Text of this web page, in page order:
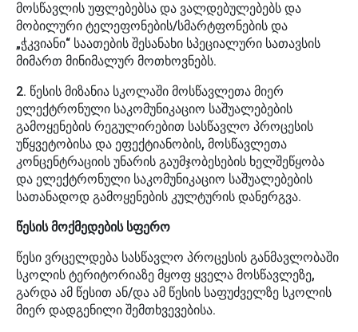
მოსწავლის უფლებებსა და ვალდებულებებს და
მობილური ტელეფონების/სმარტფონების და
„ჭკვიანი“ საათების შესანახი სპეციალური სათავსის
მიმართ მინიმალურ მოთხოვნებს.
2. წესის მიზანია სკოლაში მოსწავლეთა მიერ
ელექტრონული საკომუნიკაციო საშუალებების
გამოყენების რეგულირებით სასწავლო პროცესის
უწყვეტობისა და ეფექტიანობის, მოსწავლეთა
კონცენტრაციის უნარის გაუმჯობესების ხელშეწყობა
და ელექტრონული საკომუნიკაციო საშუალებების
სათანადოდ გამოყენების კულტურის დანერგვა.
წესის მოქმედების სფერო
წესი ვრცელდება სასწავლო პროცესის განმავლობაში
სკოლის ტერიტორიაზე მყოფ ყველა მოსწავლეზე,
გარდა ამ წესით ან/და ამ წესის საფუძველზე სკოლის
მიერ დადგენილი შემთხვევებისა.